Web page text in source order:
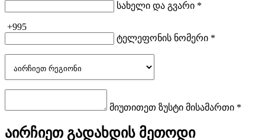
სახელი და გვარი *
+995
ტელეფონის ნომერი *
მიუთითეთ ზუსტი მისამართი *
აირჩიეთ გადახდის მეთოდი